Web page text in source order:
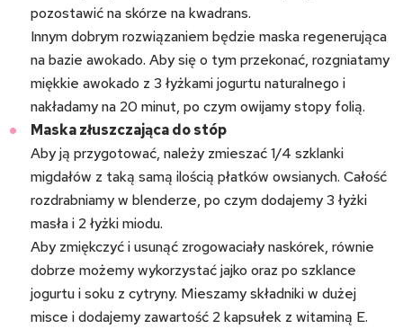
pozostawić na skórze na kwadrans.
Innym dobrym rozwiązaniem będzie maska regenerująca
na bazie awokado. Aby się o tym przekonać, rozgniatamy
miękkie awokado z 3 łyżkami jogurtu naturalnego i
nakładamy na 20 minut, po czym owijamy stopy folią.
Maska złuszczająca do stóp
Aby ją przygotować, należy zmieszać 1/4 szklanki
migdałów z taką samą ilością płatków owsianych. Całość
rozdrabniamy w blenderze, po czym dodajemy 3 łyżki
masła i 2 łyżki miodu.
Aby zmiękczyć i usunąć zrogowaciały naskórek, równie
dobrze możemy wykorzystać jajko oraz po szklance
jogurtu i soku z cytryny. Mieszamy składniki w dużej
misce i dodajemy zawartość 2 kapsułek z witaminą E.